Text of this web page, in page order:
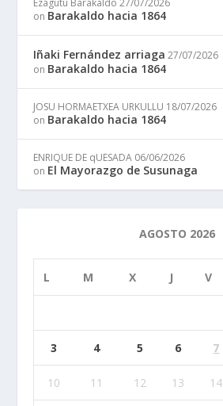
Ezagutu Barakaldo 27/07/2026
on Barakaldo hacia 1864
Iñaki Fernández arriaga 27/07/2026
on Barakaldo hacia 1864
JOSU HORMAETXEA URKULLU 18/07/2026
on Barakaldo hacia 1864
ENRIQUE DE qUESADA 06/06/2026
on El Mayorazgo de Susunaga
AGOSTO 2026
L M X J V
3 4 5 6 7
10 11 12 13 14